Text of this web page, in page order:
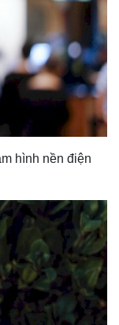
hình nền điện